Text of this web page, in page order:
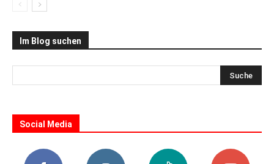
Im Blog suchen
Social Media